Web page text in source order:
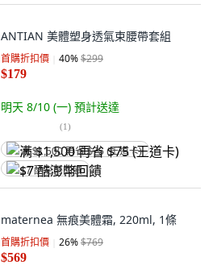
ANTIAN 美體塑身透氣束腰帶套組
首購折扣價 40%$299
$179
明天 8/10 (一) 預計送達
(1)
满 $1,500 再省 $75 (王道卡)
$7 酷澎幣回饋
maternea 無痕美體霜, 220ml, 1條
首購折扣價 26%$769
$569